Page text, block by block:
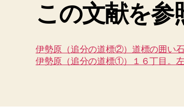
この文献を参
伊勢原（追分の道標②）道標の囲い石
伊勢原（追分の道標①）１６丁目。